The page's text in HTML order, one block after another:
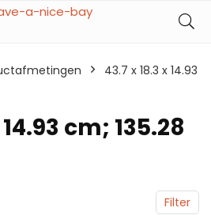
43.7 x 18.3 x 14.93
cm; 135.28
Filter